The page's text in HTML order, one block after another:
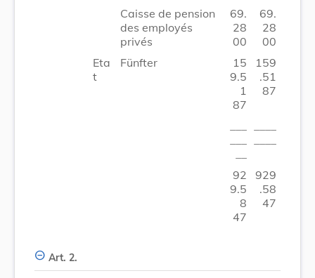
Caisse de pension
des employés
privés
69.
28
00
69.
28
00
Eta
t
Fünfter
15
9.5
1
87
159
.51
87
92
9.5
8
47
929
.58
47
Art. 2.